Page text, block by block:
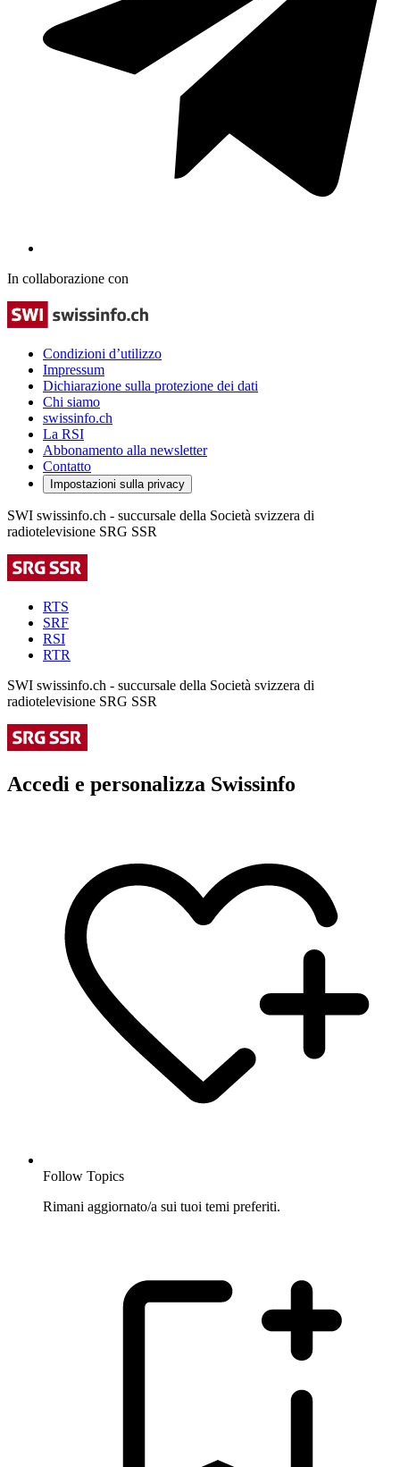
In collaborazione con
Condizioni d’utilizzo
Impressum
Dichiarazione sulla protezione dei dati
Chi siamo
swissinfo.ch
La RSI
Abbonamento alla newsletter
Contatto
Impostazioni sulla privacy
SWI swissinfo.ch - succursale della Società svizzera di
radiotelevisione SRG SSR
RTS
SRF
RSI
RTR
SWI swissinfo.ch - succursale della Società svizzera di
radiotelevisione SRG SSR
Accedi e personalizza Swissinfo
Follow Topics
Rimani aggiornato/a sui tuoi temi preferiti.